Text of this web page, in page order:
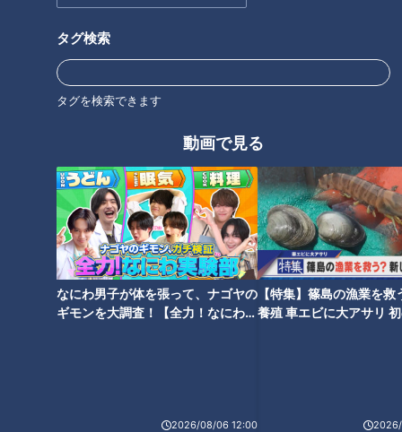
タグ検索
タグを検索できます
動画で見る
なにわ男子が体を張って、ナゴヤの
ギモンを大調査！【全力！なにわ実
2026/08/06 12:00
【特集】篠島の漁業を救
養殖 車エビに大アサリ
ナゴヤ大注目店SP！超穴場の隠
れ家すぎる名店を紹介！【花咲
かタイムズ】
スポット!
グルメ おでかけ